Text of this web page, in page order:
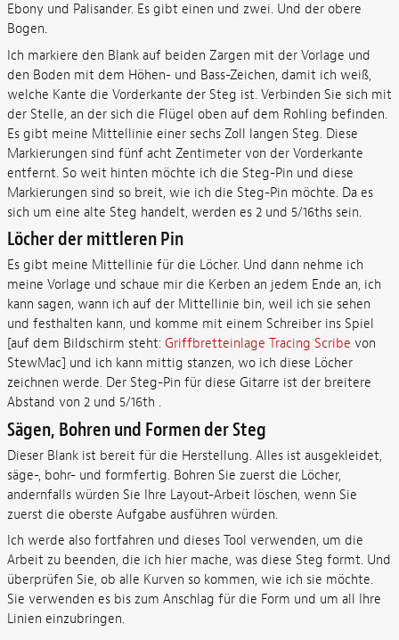
Ebony und Palisander. Es gibt einen und zwei. Und der obere
Bogen.
Ich markiere den Blank auf beiden Zargen mit der Vorlage und
den Boden mit dem Höhen- und Bass-Zeichen, damit ich weiß,
welche Kante die Vorderkante der Steg ist. Verbinden Sie sich mit
der Stelle, an der sich die Flügel oben auf dem Rohling befinden.
Es gibt meine Mittellinie einer sechs Zoll langen Steg. Diese
Markierungen sind fünf acht Zentimeter von der Vorderkante
entfernt. So weit hinten möchte ich die Steg-Pin und diese
Markierungen sind so breit, wie ich die Steg-Pin möchte. Da es
sich um eine alte Steg handelt, werden es 2 und 5/16ths sein.
Löcher der mittleren Pin
Es gibt meine Mittellinie für die Löcher. Und dann nehme ich
meine Vorlage und schaue mir die Kerben an jedem Ende an, ich
kann sagen, wann ich auf der Mittellinie bin, weil ich sie sehen
und festhalten kann, und komme mit einem Schreiber ins Spiel
[auf dem Bildschirm steht: Griffbretteinlage Tracing Scribe von
StewMac] und ich kann mittig stanzen, wo ich diese Löcher
zeichnen werde. Der Steg-Pin für diese Gitarre ist der breitere
Abstand von 2 und 5/16th .
Sägen, Bohren und Formen der Steg
Dieser Blank ist bereit für die Herstellung. Alles ist ausgekleidet,
säge-, bohr- und formfertig. Bohren Sie zuerst die Löcher,
andernfalls würden Sie Ihre Layout-Arbeit löschen, wenn Sie
zuerst die oberste Aufgabe ausführen würden.
Ich werde also fortfahren und dieses Tool verwenden, um die
Arbeit zu beenden, die ich hier mache, was diese Steg formt. Und
überprüfen Sie, ob alle Kurven so kommen, wie ich sie möchte.
Sie verwenden es bis zum Anschlag für die Form und um all Ihre
Linien einzubringen.